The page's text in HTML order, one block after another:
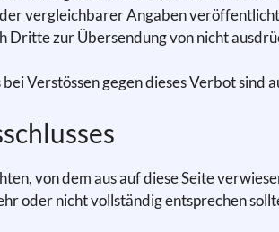
vergleichbarer Angaben
Dritte zur Übersendung von nicht
Verstössen gegen dieses Verbot sind
von dem aus auf diese Seite
oder nicht vollständig entsprechen